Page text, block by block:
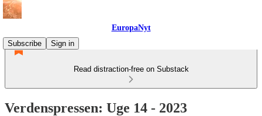
EuropaNyt
Subscribe
Sign in
Read distraction-free on Substack
Verdenspressen: Uge 14 - 2023